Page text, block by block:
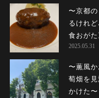
〜京都
るけれ
食おが
2025.05.31
〜薫風
萄畑を
かけた〜